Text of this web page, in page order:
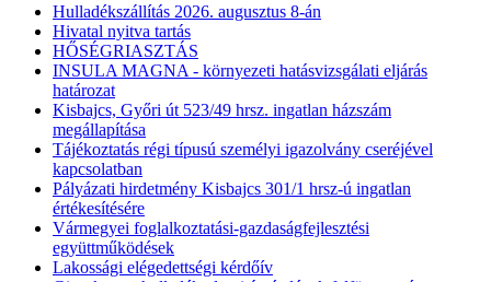
Hulladékszállítás 2026. augusztus 8-án
Hivatal nyitva tartás
HŐSÉGRIASZTÁS
INSULA MAGNA - környezeti hatásvizsgálati eljárás
határozat
Kisbajcs, Győri út 523/49 hrsz. ingatlan házszám
megállapítása
Tájékoztatás régi típusú személyi igazolvány cseréjével
kapcsolatban
Pályázati hirdetmény Kisbajcs 301/1 hrsz-ú ingatlan
értékesítésére
Vármegyei foglalkoztatási-gazdaságfejlesztési
együttműködések
Lakossági elégedettségi kérdőív